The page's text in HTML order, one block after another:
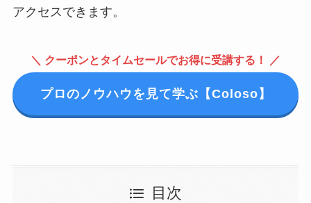
アクセスできます。
＼ クーポンとタイムセールでお得に受講する！ ／
プロのノウハウを見て学ぶ【Coloso】
目次